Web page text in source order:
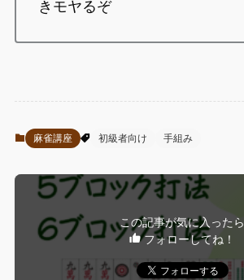
きモヤるぞ
麻雀講座 初級者向け 手組み
この記事が気に入ったら
フォローしてね！